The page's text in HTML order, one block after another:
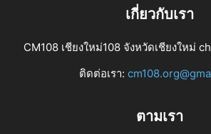
เกี่ยวกับเรา
CM108 เชียงใหม่108 จังหวัดเชียงใหม่
ติดต่อเรา:
ตามเรา